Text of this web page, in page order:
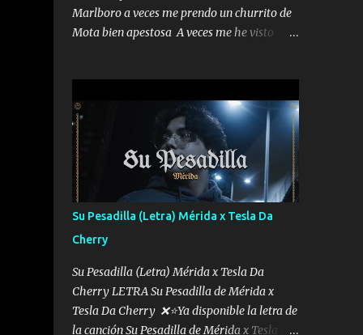
Marlboro a veces me prendo un churrito de
Mota bien apestosa A veces me he visto
me mandó yo tengo el control a todos yo les
paro el dedo soy hocicon un malcriado un
malandrón Que Les importa no saben nada
falsas las risas las que me miran hay gente
corriente no quieren verte subir de level
trucha mis plebes Música A veces me pongo
un sombrero a veces me ven la cachucha de
lado con la mirada siempre en alto A veces
me fajó una super o a veces me fajó una
Glock siempre armado todas las
generaciones yo traigo El chiste es que hago
lo que quiero pues así soy me mandó yo
Su Pesadilla (Letra) Mérida x Tesla Da
Cherry
Su Pesadilla (Letra) Mérida x Tesla Da
Cherry LETRA Su Pesadilla de Mérida x
Tesla Da Cherry ❌⭐Ya disponible la letra de
la canción Su Pesadilla de Mérida x Tesla Da